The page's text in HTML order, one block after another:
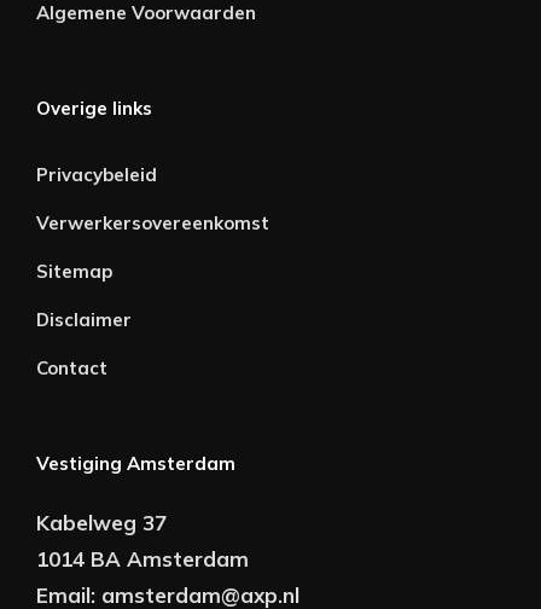
Algemene Voorwaarden
Overige links
Privacybeleid
Verwerkersovereenkomst
Sitemap
Disclaimer
Contact
Vestiging Amsterdam
Kabelweg 37
1014 BA Amsterdam
Email: amsterdam@axp.nl